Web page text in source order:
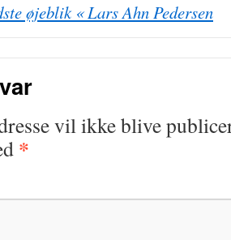
øjeblik « Lars Ahn Pedersen
vil ikke blive
*